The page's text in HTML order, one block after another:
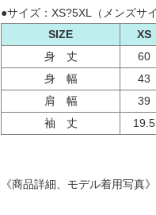
●サイズ：XS?5XL（メンズサイ
SIZE
XS
身 丈
60
身 幅
43
肩 幅
39
袖 丈
19.5
《商品詳細、モデル着用写真